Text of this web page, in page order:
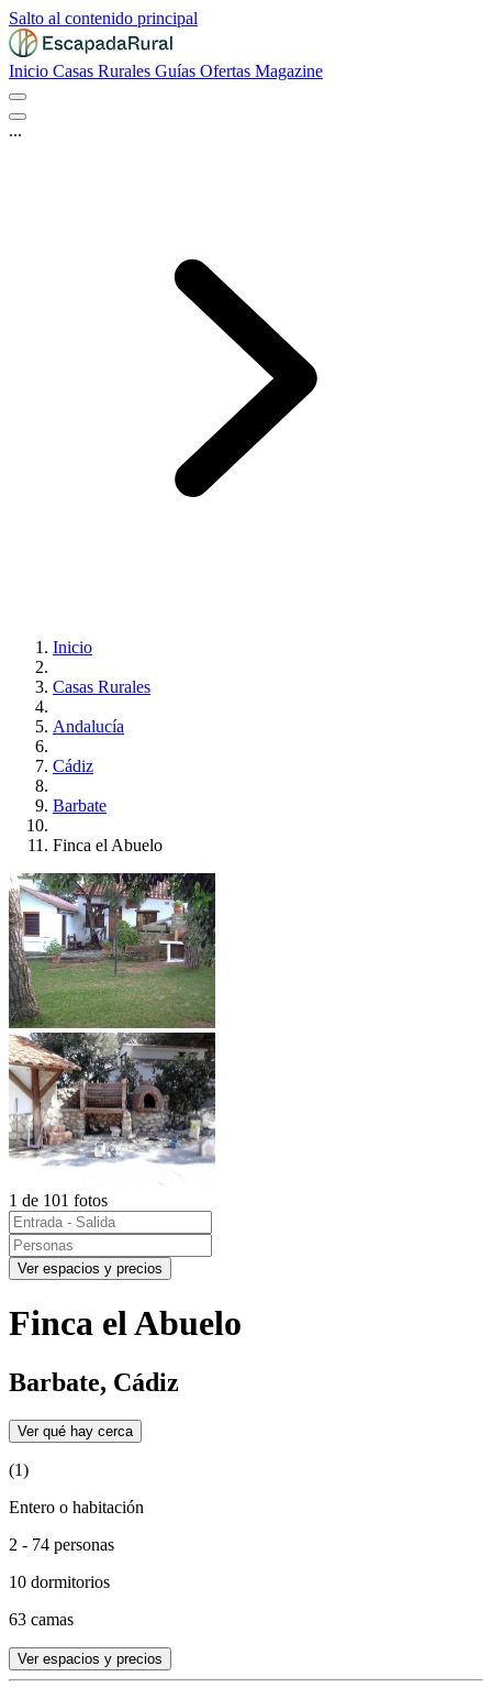
Salto al contenido principal
Inicio Casas Rurales Guías Ofertas Magazine
...
Inicio
Casas Rurales
Andalucía
Cádiz
Barbate
Finca el Abuelo
1 de 101 fotos
Ver espacios y precios
Finca el Abuelo
Barbate, Cádiz
Ver qué hay cerca
(1)
Entero o habitación
2 - 74 personas
10 dormitorios
63 camas
Ver espacios y precios